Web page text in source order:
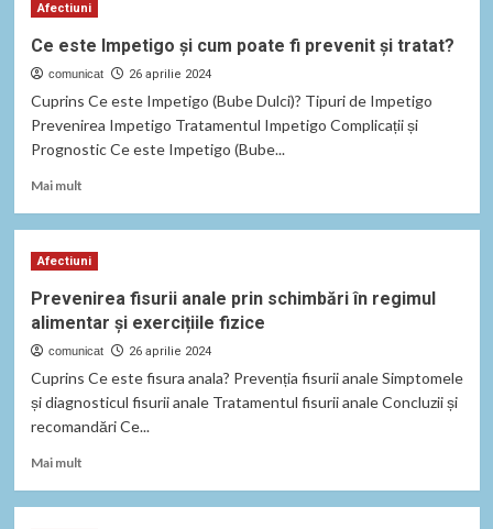
Computerizată
Pediatrie:
Beneficii
și
Riscuri.
Afectiuni
Ce este Impetigo și cum poate fi prevenit și tratat?
comunicat 26 aprilie 2024
Cuprins Ce este Impetigo (Bube Dulci)? Tipuri de Impetigo
Prevenirea Impetigo Tratamentul Impetigo Complicații și
Prognostic Ce este Impetigo (Bube...
Mai multRead
este
și
cum
poate
și
tratat?
Afectiuni
Prevenirea fisurii anale prin schimbări în regimul
alimentar și exercițiile fizice
comunicat 26 aprilie 2024
Cuprins Ce este fisura anala? Prevenția fisurii anale Simptomele
și diagnosticul fisurii anale Tratamentul fisurii anale Concluzii și
recomandări Ce...
Mai multRead